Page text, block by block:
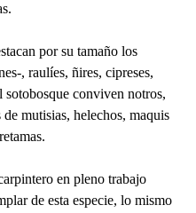
por su tamaño los
, raulíes, ñires, cipreses,
sotobosque conviven notros,
mutisias, helechos, maquis
en pleno trabajo
de esta especie, lo mismo